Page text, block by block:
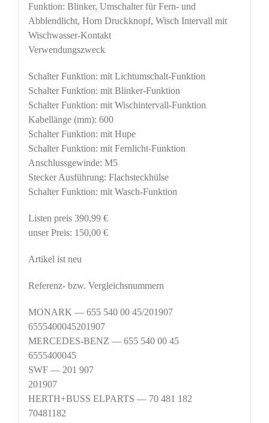
Funktion: Blinker, Umschalter für Fern- und
Abblendlicht, Horn Druckknopf, Wisch Intervall mit
Wischwasser-Kontakt
Verwendungszweck
Schalter Funktion: mit Lichtumschalt-Funktion
Schalter Funktion: mit Blinker-Funktion
Schalter Funktion: mit Wischintervall-Funktion
Kabellänge (mm): 600
Schalter Funktion: mit Hupe
Schalter Funktion: mit Fernlicht-Funktion
Anschlussgewinde: M5
Stecker Ausführung: Flachsteckhülse
Schalter Funktion: mit Wasch-Funktion
Listen preis 390,99 €
unser Preis: 150,00 €
Artikel ist neu
Referenz- bzw. Vergleichsnummern
MONARK — 655 540 00 45/201907
6555400045201907
MERCEDES-BENZ — 655 540 00 45
6555400045
SWF — 201 907
201907
HERTH+BUSS ELPARTS — 70 481 182
70481182